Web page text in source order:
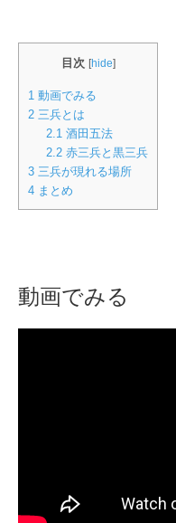
目次 [hide]
1 動画でみる
2 三兵とは
2.1酒田五法
2.2赤三兵と黒三兵
3 三兵が現れる場所
4 まとめ
動画でみる